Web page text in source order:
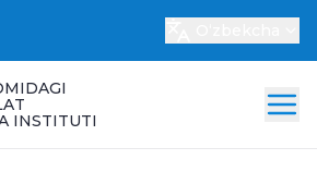
INSTITUTI